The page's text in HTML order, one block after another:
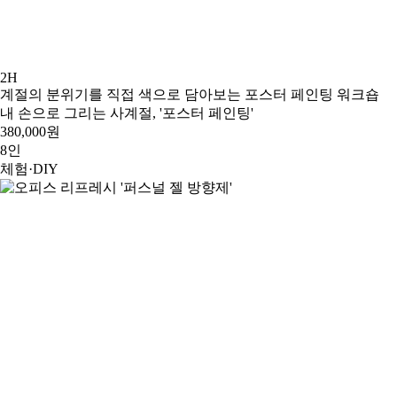
2H
계절의 분위기를 직접 색으로 담아보는 포스터 페인팅 워크숍
내 손으로 그리는 사계절, '포스터 페인팅'
380,000원
8인
체험·DIY